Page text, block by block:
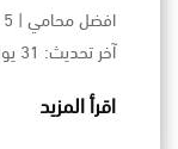
آخر تحديث: 31 يوليو 2026يكتب كثيرون…
اقرأ المزيد